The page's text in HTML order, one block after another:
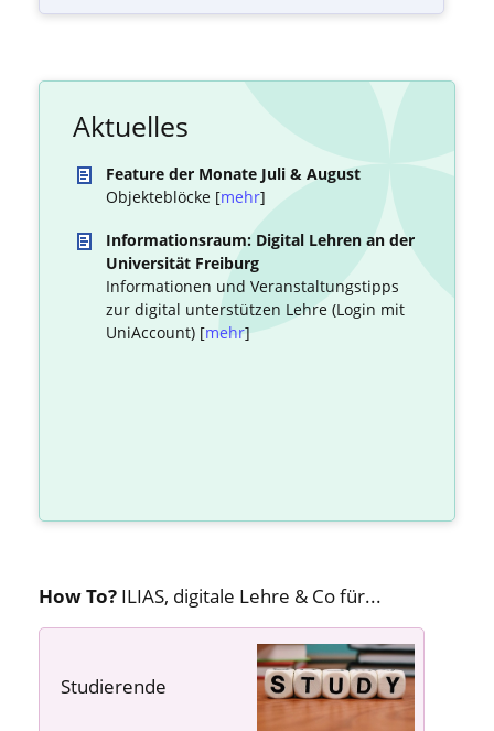
Aktuelles
Feature der Monate Juli & August
Objekteblöcke [mehr]
Informationsraum: Digital Lehren an der
Universität Freiburg
Informationen und Veranstaltungstipps
zur digital unterstützen Lehre (Login mit
UniAccount) [mehr]
How To? ILIAS, digitale Lehre & Co für...
Studierende